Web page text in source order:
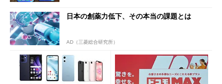
日本の創薬力低下、その本当の課題とは
AD（三菱総合研究所）